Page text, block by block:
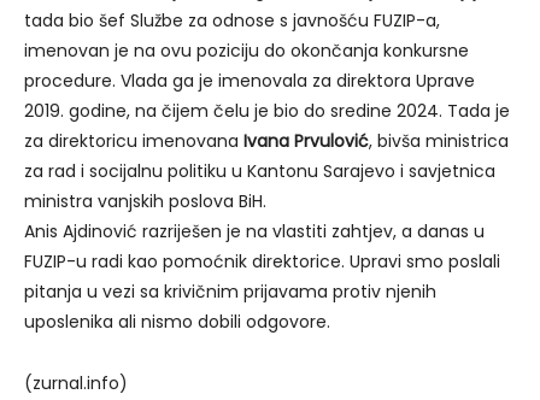
tada bio šef Službe za odnose s javnošću FUZIP-a,
imenovan je na ovu poziciju do okončanja konkursne
procedure. Vlada ga je imenovala za direktora Uprave
2019. godine, na čijem čelu je bio do sredine 2024. Tada je
za direktoricu imenovana Ivana Prvulović, bivša ministrica
za rad i socijalnu politiku u Kantonu Sarajevo i savjetnica
ministra vanjskih poslova BiH.
Anis Ajdinović razriješen je na vlastiti zahtjev, a danas u
FUZIP-u radi kao pomoćnik direktorice. Upravi smo poslali
pitanja u vezi sa krivičnim prijavama protiv njenih
uposlenika ali nismo dobili odgovore.
(zurnal.info)